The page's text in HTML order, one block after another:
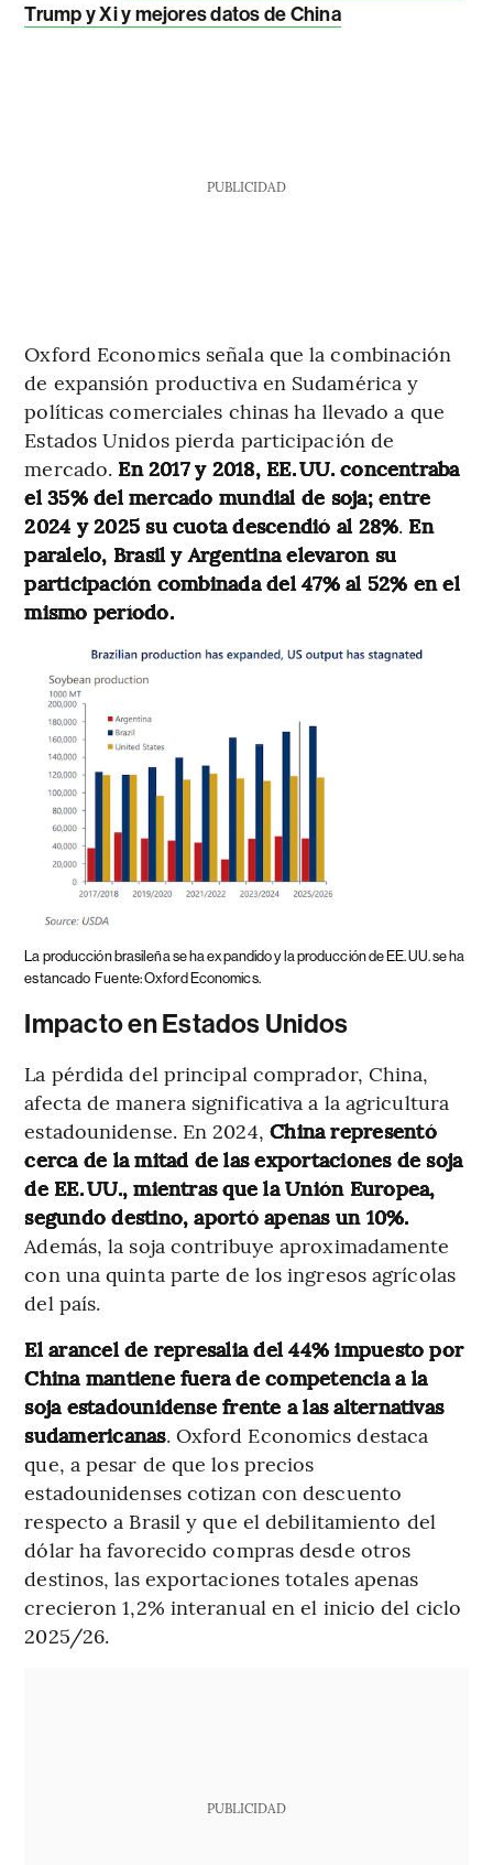
Trump y Xi y mejores datos de China
PUBLICIDAD
Oxford Economics señala que la combinación
de expansión productiva en Sudamérica y
políticas comerciales chinas ha llevado a que
Estados Unidos pierda participación de
mercado. En 2017 y 2018, EE. UU. concentraba
el 35% del mercado mundial de soja; entre
2024 y 2025 su cuota descendió al 28%. En
paralelo, Brasil y Argentina elevaron su
participación combinada del 47% al 52% en el
mismo período.
La producción brasileña se ha expandido y la producción de EE. UU. se ha
estancado Fuente: Oxford Economics.
Impacto en Estados Unidos
La pérdida del principal comprador, China,
afecta de manera significativa a la agricultura
estadounidense. En 2024, China representó
cerca de la mitad de las exportaciones de soja
de EE. UU., mientras que la Unión Europea,
segundo destino, aportó apenas un 10%.
Además, la soja contribuye aproximadamente
con una quinta parte de los ingresos agrícolas
del país.
El arancel de represalia del 44% impuesto por
China mantiene fuera de competencia a la
soja estadounidense frente a las alternativas
sudamericanas. Oxford Economics destaca
que, a pesar de que los precios
estadounidenses cotizan con descuento
respecto a Brasil y que el debilitamiento del
dólar ha favorecido compras desde otros
destinos, las exportaciones totales apenas
crecieron 1,2% interanual en el inicio del ciclo
2025/26.
PUBLICIDAD